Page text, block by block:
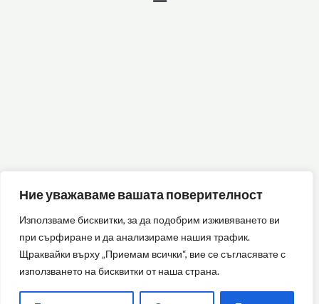
Ние уважаваме вашата поверителност
Използваме бисквитки, за да подобрим изживяването ви
при сърфиране и да анализираме нашия трафик.
Щраквайки върху „Приемам всички“, вие се съгласявате с
използването на бисквитки от наша страна.